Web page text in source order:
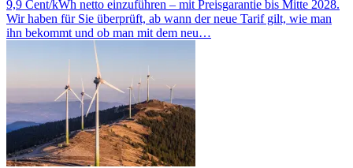
9,9 Cent/kWh netto einzuführen – mit Preisgarantie bis Mitte 2028.
Wir haben für Sie überprüft, ab wann der neue Tarif gilt, wie man
ihn bekommt und ob man mit dem neu…